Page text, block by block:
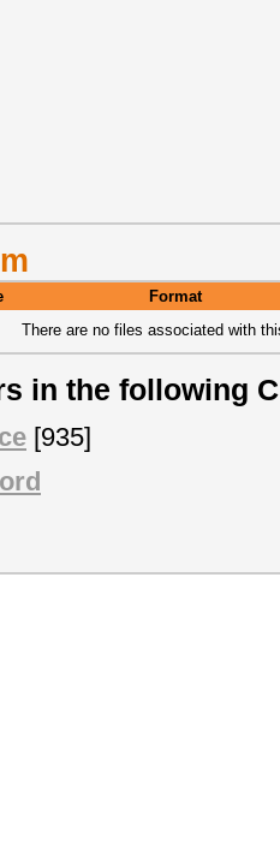
Format
There are no files associated with
in the following
[935]